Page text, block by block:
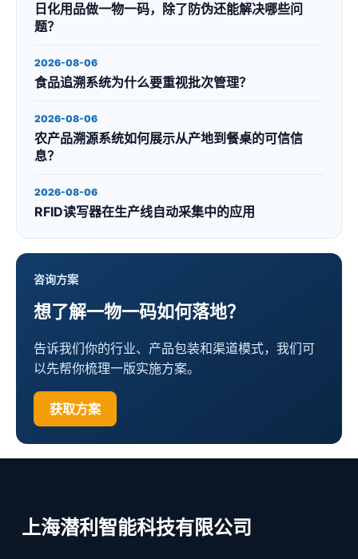
日化用品做一物一码，除了防伪还能解决哪些问
题？
2026-08-06
食品追溯系统为什么要重视批次管理？
2026-08-06
农产品溯源系统如何展示从产地到餐桌的可信信
息？
2026-08-06
RFID读写器在生产线自动采集中的应用
咨询方案
想了解一物一码如何落地？
告诉我们你的行业、产品包装和渠道模式，我们可
以先帮你梳理一版实施方案。
获取方案
上海潜利智能科技有限公司